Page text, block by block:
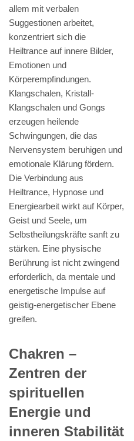
allem mit verbalen
Suggestionen arbeitet,
konzentriert sich die
Heiltrance auf innere Bilder,
Emotionen und
Körperempfindungen.
Klangschalen, Kristall-
Klangschalen und Gongs
erzeugen heilende
Schwingungen, die das
Nervensystem beruhigen und
emotionale Klärung fördern.
Die Verbindung aus
Heiltrance, Hypnose und
Energiearbeit wirkt auf Körper,
Geist und Seele, um
Selbstheilungskräfte sanft zu
stärken. Eine physische
Berührung ist nicht zwingend
erforderlich, da mentale und
energetische Impulse auf
geistig-energetischer Ebene
greifen.
Chakren –
Zentren der
spirituellen
Energie und
inneren Stabilität